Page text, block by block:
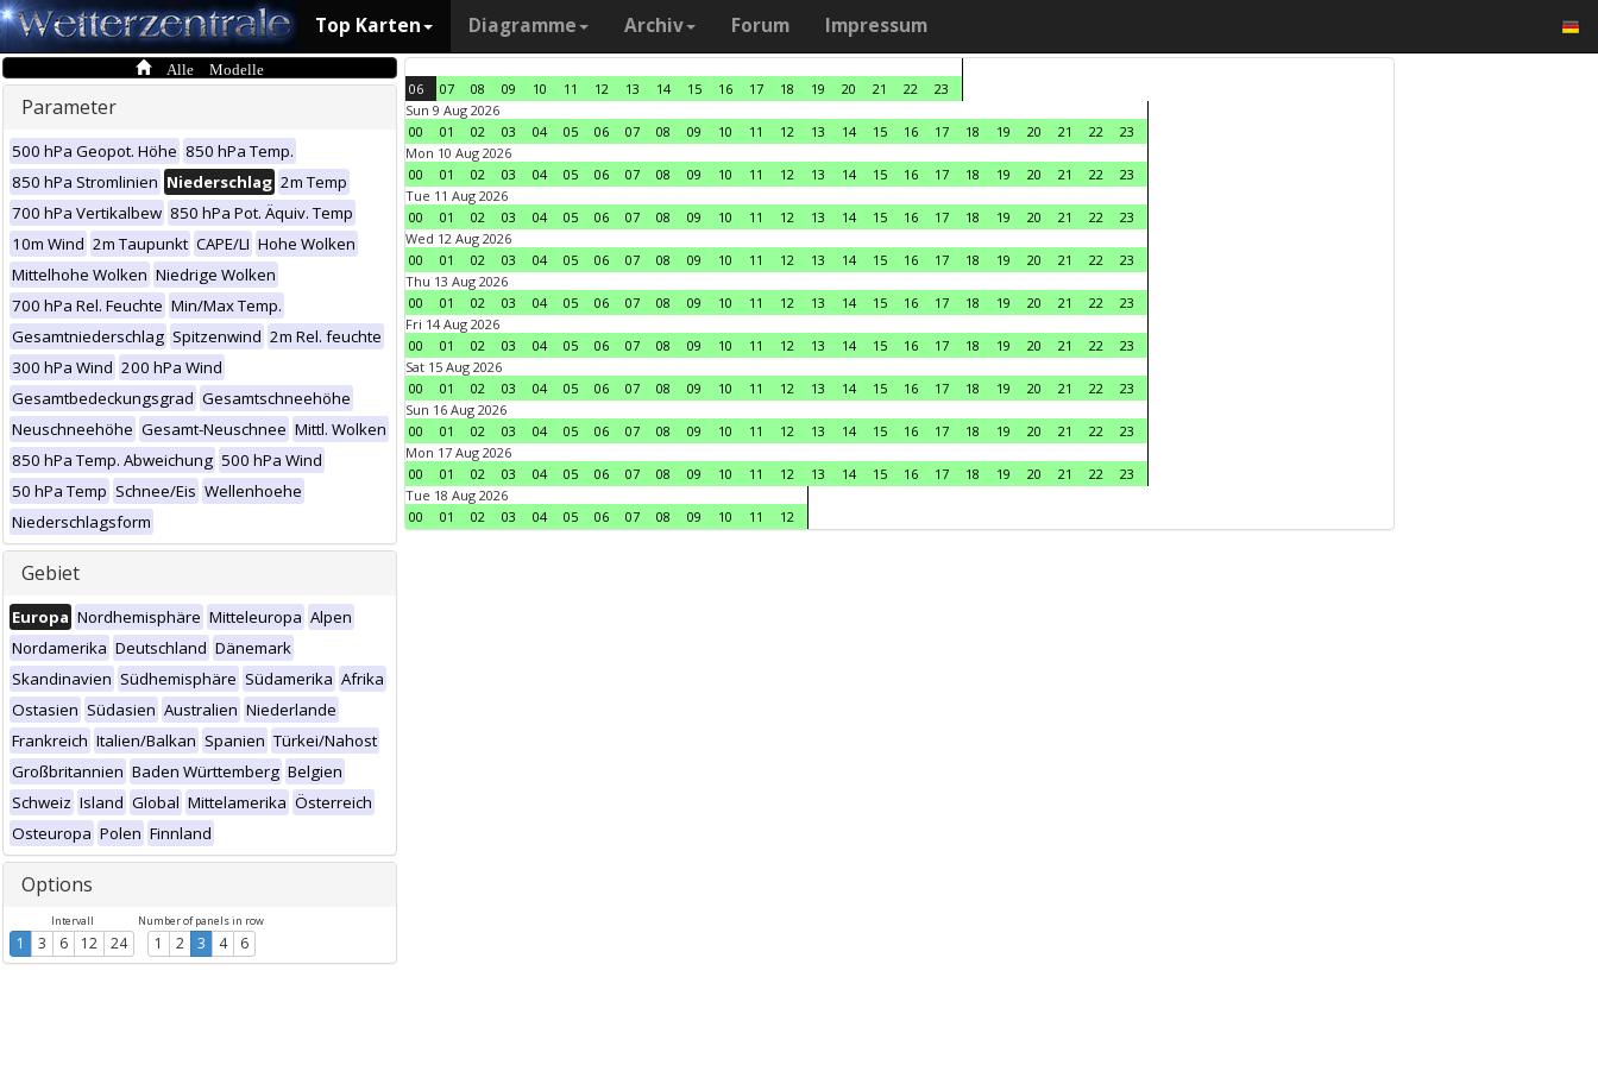
Top Karten Diagramme Archiv Forum Impressum
Alle Modelle
Parameter
500 hPa Geopot. Höhe 850 hPa Temp.
850 hPa Stromlinien Niederschlag 2m Temp
700 hPa Vertikalbew 850 hPa Pot. Äquiv. Temp
10m Wind 2m Taupunkt CAPE/LI Hohe Wolken
Mittelhohe Wolken Niedrige Wolken
700 hPa Rel. Feuchte Min/Max Temp.
Gesamtniederschlag Spitzenwind 2m Rel. feuchte
300 hPa Wind 200 hPa Wind
Gesamtbedeckungsgrad Gesamtschneehöhe
Neuschneehöhe Gesamt-Neuschnee Mittl. Wolken
850 hPa Temp. Abweichung 500 hPa Wind
50 hPa Temp Schnee/Eis Wellenhoehe
Niederschlagsform
Gebiet
Europa Nordhemisphäre Mitteleuropa Alpen
Nordamerika Deutschland Dänemark
Skandinavien Südhemisphäre Südamerika Afrika
Ostasien Südasien Australien Niederlande
Frankreich Italien/Balkan Spanien Türkei/Nahost
Großbritannien Baden Württemberg Belgien
Schweiz Island Global Mittelamerika Österreich
Osteuropa Polen Finnland
Options
Intervall
1 3 6 12 24
Number of panels in row
1 2 3 4 6
06 07 08 09 10 11 12 13 14 15 16 17 18 19 20 21 22
23
Sun 9 Aug 2026
00
01 02 03 04 05 06 07 08 09 10 11 12 13 14 15 16 17 18 19 20 21 22
23
Mon 10 Aug 2026
00
01 02 03 04 05 06 07 08 09 10 11 12 13 14 15 16 17 18 19 20 21 22
23
Tue 11 Aug 2026
00
01 02 03 04 05 06 07 08 09 10 11 12 13 14 15 16 17 18 19 20 21 22
23
Wed 12 Aug 2026
00
01 02 03 04 05 06 07 08 09 10 11 12 13 14 15 16 17 18 19 20 21 22
23
Thu 13 Aug 2026
00
01 02 03 04 05 06 07 08 09 10 11 12 13 14 15 16 17 18 19 20 21 22
23
Fri 14 Aug 2026
00
01 02 03 04 05 06 07 08 09 10 11 12 13 14 15 16 17 18 19 20 21 22
23
Sat 15 Aug 2026
00
01 02 03 04 05 06 07 08 09 10 11 12 13 14 15 16 17 18 19 20 21 22
23
Sun 16 Aug 2026
00
01 02 03 04 05 06 07 08 09 10 11 12 13 14 15 16 17 18 19 20 21 22
23
Mon 17 Aug 2026
00
01 02 03 04 05 06 07 08 09 10 11 12 13 14 15 16 17 18 19 20 21 22
23
Tue 18 Aug 2026
00
01 02 03 04 05 06 07 08 09 10 11 12